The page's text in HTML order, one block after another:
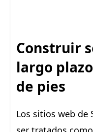
Construir
largo
de pies
Los sitios web de